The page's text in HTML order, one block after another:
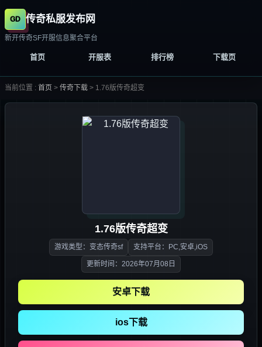
传奇私服发布网
新开传奇SF开服信息聚合平台
首页 开服表 排行榜 下载页
当前位置 : 首页 > 传奇下载 > 1.76版传奇超变
1.76版传奇超变
游戏类型：变态传奇sf 支持平台：PC,安卓,iOS
更新时间：2026年07月08日
安卓下载
ios下载